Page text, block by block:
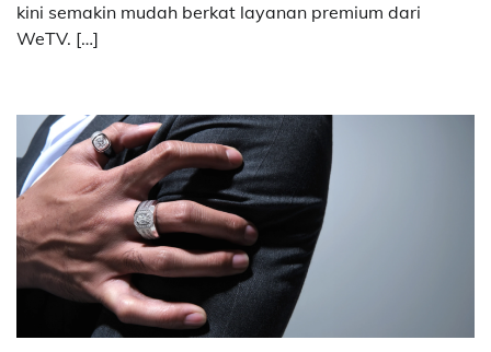
kini semakin mudah berkat layanan premium dari
WeTV. […]